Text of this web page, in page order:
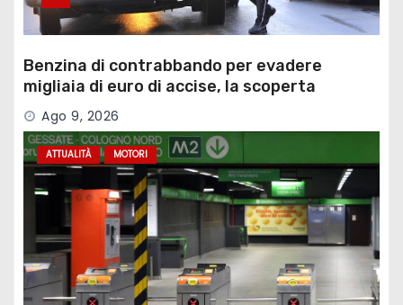
Benzina di contrabbando per evadere
migliaia di euro di accise, la scoperta
Ago 9, 2026
ATTUALITÀ MOTORI